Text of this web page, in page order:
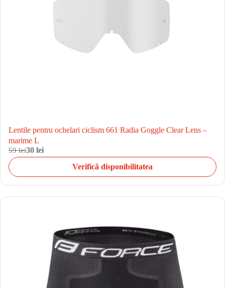
Lentile pentru ochelari ciclism 661 Radia Goggle Clear Lens –
marime L
59 lei30 lei
Verifică disponibilitatea